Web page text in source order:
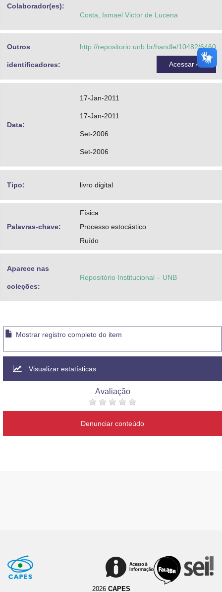
Colaborador(es):
Costa, Ismael Victor de Lucena
Outros
identificadores:
http://repositorio.unb.br/handle/10482/6460
Acessar
Data:
17-Jan-2011
17-Jan-2011
Set-2006
Set-2006
Tipo: livro digital
Palavras-chave:
Física
Processo estocástico
Ruído
Aparece nas
coleções:
Repositório Institucional – UNB
Mostrar registro completo do item
Visualizar estatísticas
Avaliação
Denunciar conteúdo
2026 CAPES